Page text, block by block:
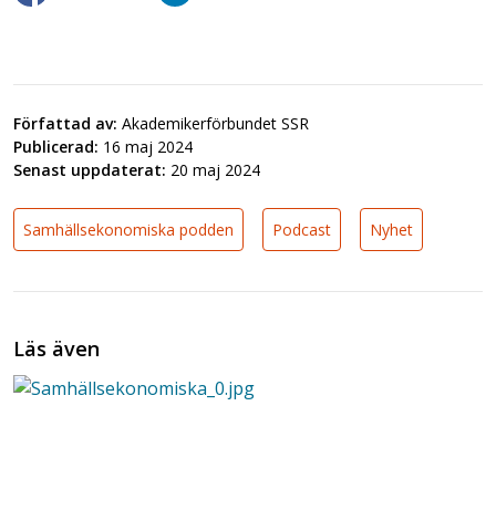
Författad av: Akademikerförbundet SSR
Publicerad: 16 maj 2024
Senast uppdaterat: 20 maj 2024
Samhällsekonomiska podden Podcast Nyhet
Läs även